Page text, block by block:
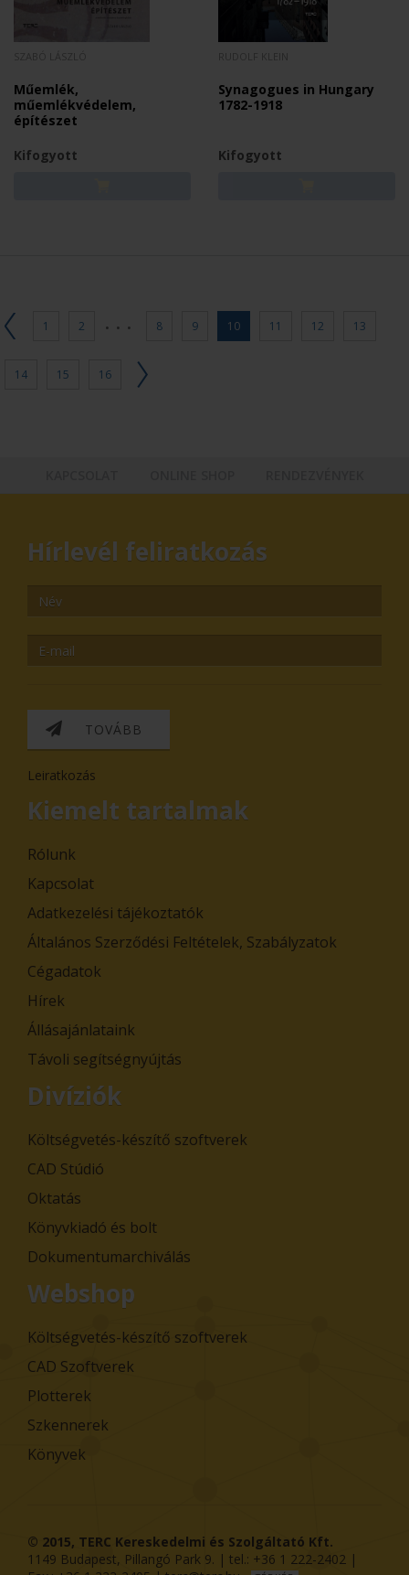
Műemlék,
műemlékvédelem,
építészet
Kifogyott
Synagogues in Hungary
1782-1918
Kifogyott
1 2 ... 8 9 10 11 12 13
14 15 16
Hírlevél feliratkozás
TOVÁBB
Leiratkozás
Kiemelt tartalmak
Rólunk
Kapcsolat
Adatkezelési tájékoztatók
Általános Szerződési Feltételek, Szabályzatok
Cégadatok
Hírek
Állásajánlataink
Távoli segítségnyújtás
Divíziók
Költségvetés-készítő szoftverek
CAD Stúdió
Oktatás
Könyvkiadó és bolt
Dokumentumarchiválás
Webshop
Költségvetés-készítő szoftverek
CAD Szoftverek
Plotterek
Szkennerek
Könyvek
© 2015, TERC Kereskedelmi és Szolgáltató Kft.
1149 Budapest, Pillangó Park 9. | tel.: +36 1 222-2402 |